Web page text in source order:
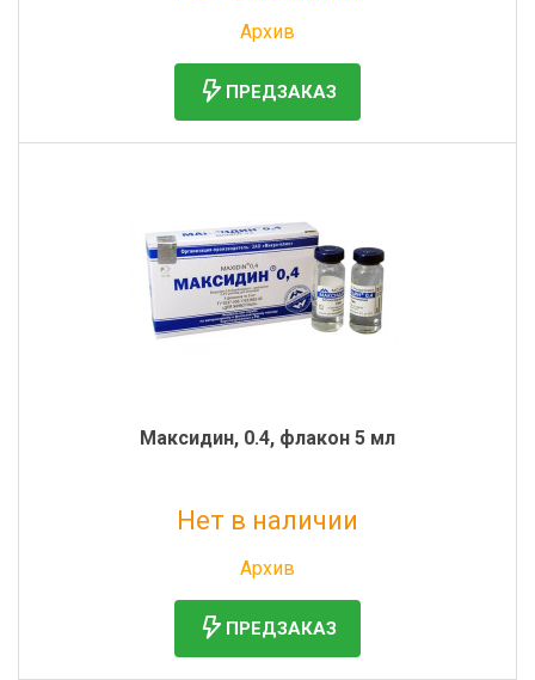
Архив
ПРЕДЗАКАЗ
Максидин, 0.4, флакон 5 мл
Нет в наличии
Архив
ПРЕДЗАКАЗ